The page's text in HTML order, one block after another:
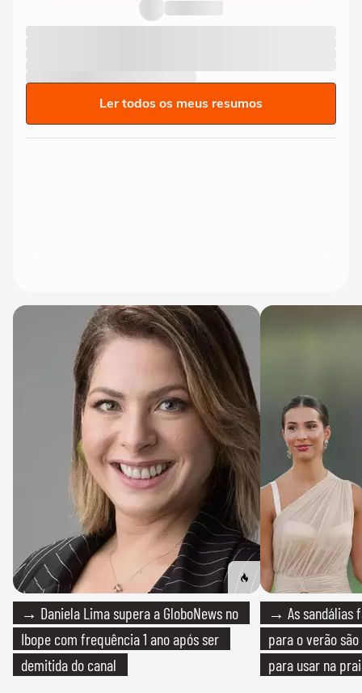
Ler todos os meus resumos
→ Daniela Lima supera a GloboNews no
Ibope com frequência 1 ano após ser
demitida do canal
→ As sandálias
para o verão
para usar na